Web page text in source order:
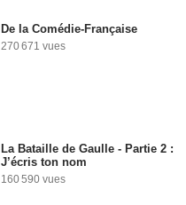
De la Comédie-Française
270 671 vues
La Bataille de Gaulle - Partie 2 :
J’écris ton nom
160 590 vues